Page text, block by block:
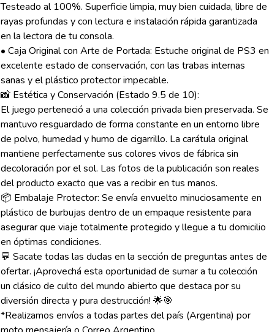
Testeado al 100%. Superficie limpia, muy bien cuidada, libre de
rayas profundas y con lectura e instalación rápida garantizada
en la lectora de tu consola.
• Caja Original con Arte de Portada: Estuche original de PS3 en
excelente estado de conservación, con las trabas internas
sanas y el plástico protector impecable.
📸 Estética y Conservación (Estado 9.5 de 10):
El juego perteneció a una colección privada bien preservada. Se
mantuvo resguardado de forma constante en un entorno libre
de polvo, humedad y humo de cigarrillo. La carátula original
mantiene perfectamente sus colores vivos de fábrica sin
decoloración por el sol. Las fotos de la publicación son reales
del producto exacto que vas a recibir en tus manos.
📦 Embalaje Protector: Se envía envuelto minuciosamente en
plástico de burbujas dentro de un empaque resistente para
asegurar que viaje totalmente protegido y llegue a tu domicilio
en óptimas condiciones.
💬 Sacate todas las dudas en la sección de preguntas antes de
ofertar. ¡Aprovechá esta oportunidad de sumar a tu colección
un clásico de culto del mundo abierto que destaca por su
diversión directa y pura destrucción! 🌟🎯
*Realizamos envíos a todas partes del país (Argentina) por